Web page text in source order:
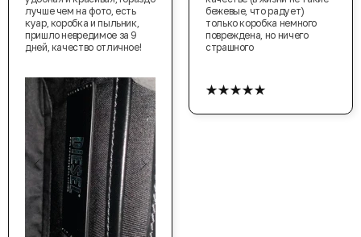
лучше чем на фото, есть
куар, коробка и пыльник,
пришло невредимое за 9
дней, качество отличное!
бежевые, что радует)
только коробка немного
повреждена, но ничего
страшного
★★★★★